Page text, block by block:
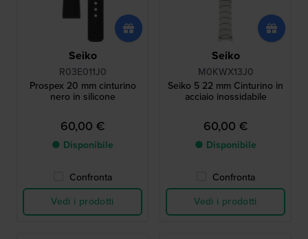
Seiko
R03E011J0
Prospex 20 mm cinturino
nero in silicone
60,00 €
● Disponibile
Confronta
Vedi i prodotti
Seiko
M0KWX13J0
Seiko 5 22 mm Cinturino in
acciaio inossidabile
60,00 €
● Disponibile
Confronta
Vedi i prodotti